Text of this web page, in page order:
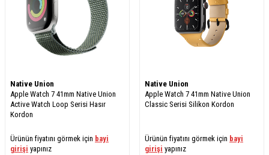
Native Union
Apple Watch 7 41mm Native Union
Active Watch Loop Serisi Hasır
Kordon
Ürünün fiyatını görmek için bayi
girişi yapınız
Native Union
Apple Watch 7 41mm Native Union
Classic Serisi Silikon Kordon
Ürünün fiyatını görmek için bayi
girişi yapınız